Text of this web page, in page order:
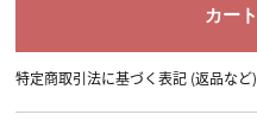
特定商取引法に基づく表記 (返品など)